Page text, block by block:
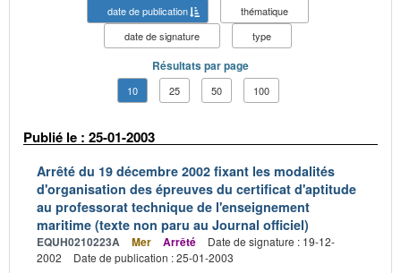
date de publication
thématique
date de signature
type
Résultats par page
10 25 50 100
Publié le : 25-01-2003
Arrêté du 19 décembre 2002 fixant les modalités
d'organisation des épreuves du certificat d'aptitude
au professorat technique de l'enseignement
maritime (texte non paru au Journal officiel)
EQUH0210223A Mer Arrêté
Date de signature : 19-12-
2002
Date de publication : 25-01-2003